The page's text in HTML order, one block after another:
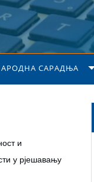
САРАДЊА
и
у рјешавању